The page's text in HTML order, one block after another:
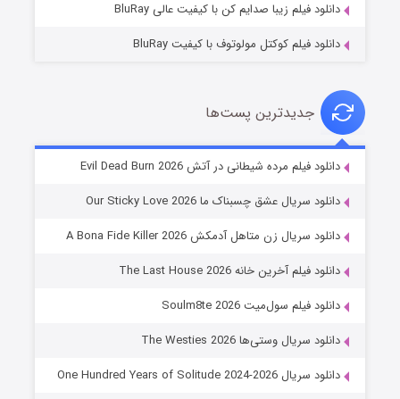
شوهر
دانلود فیلم زیبا صدایم کن با کیفیت عالی BluRay
دانلود فیلم کوکتل مولوتوف با کیفیت BluRay
جدیدترین پست‌ها
دانلود فیلم مرده شیطانی در آتش Evil Dead Burn 2026
دانلود سریال عشق چسبناک ما Our Sticky Love 2026
دانلود سریال زن متاهل آدمکش A Bona Fide Killer 2026
دانلود فیلم آخرین خانه The Last House 2026
دانلود فیلم سول‌میت Soulm8te 2026
دانلود سریال وستی‌ها The Westies 2026
دانلود سریال One Hundred Years of Solitude 2024-2026